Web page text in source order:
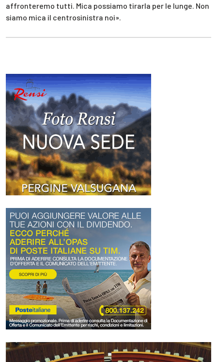
affronteremo tutti. Mica possiamo tirarla per le lunge. Non
siamo mica il centrosinistra noi».